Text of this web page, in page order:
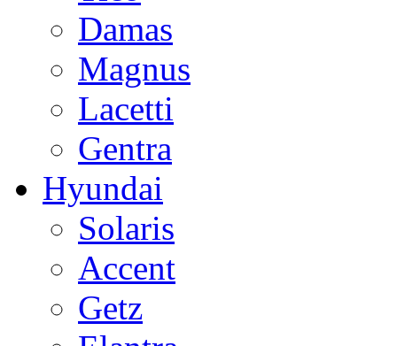
Damas
Magnus
Lacetti
Gentra
Hyundai
Solaris
Accent
Getz